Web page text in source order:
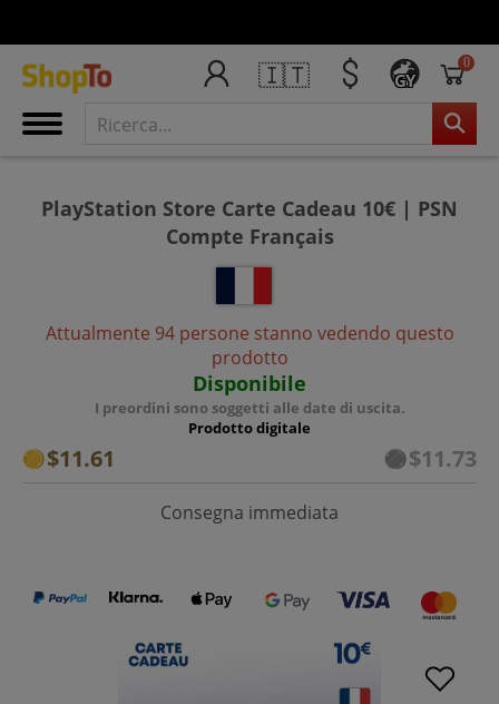
🇮🇹 GY
0
PlayStation Store Carte Cadeau 10€ | PSN
Compte Français
Attualmente 94 persone stanno vedendo questo
prodotto
Disponibile
I preordini sono soggetti alle date di uscita.
Prodotto digitale
$11.61 $11.73
Consegna immediata